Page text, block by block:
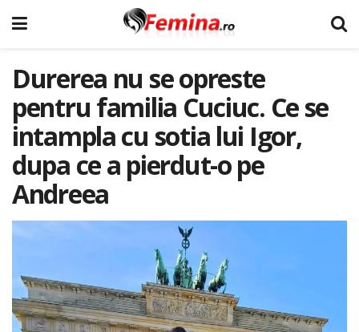
Durerea nu se opreste
pentru familia Cuciuc. Ce se
intampla cu sotia lui Igor,
dupa ce a pierdut-o pe
Andreea